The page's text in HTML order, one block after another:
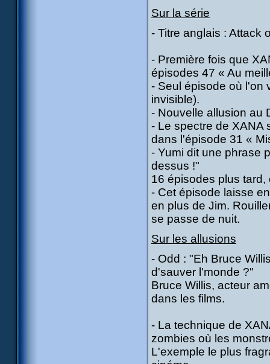
Sur la série
- Titre anglais : Attack
- Première fois que
épisodes 47 « Au
- Seul épisode où l'on
invisible).
- Nouvelle allusion au
- Le spectre de XANA
dans l'épisode 31 «
- Yumi dit une phrase
dessus !"
16 épisodes plus tard,
- Cet épisode laisse
en plus de Jim.
se passe de nuit.
Sur les allusions
- Odd : "Eh Bruce
d'sauver l'monde ?"
Bruce Willis, acteur
dans les films.
- La technique de
zombies où les
L'exemple le plus